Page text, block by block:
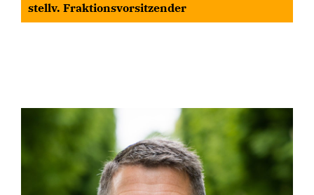
stellv. Fraktionsvorsitzender